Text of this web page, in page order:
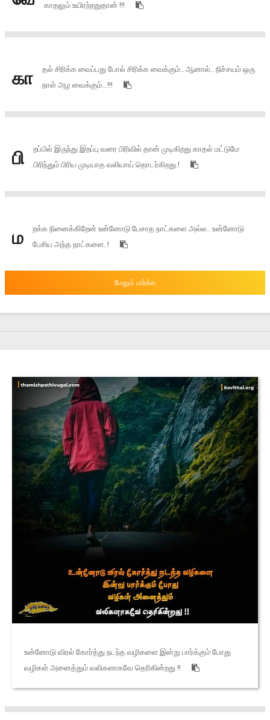
காதலும் உயிரற்றதுதான் !!!
கா
தல் சிரிக்க வைப்பது போல் சிரிக்க வைக்கும்.. ஆனால்.. நிச்சயம் ஒரு
நாள் அழ வைக்கும்...!!!
பி
றப்பில் இருந்து இறப்பு வரை பிரிவில் தான் முடிகிறது காதல் மட்டுமே
பிரிந்தும் பிரிய முடியாத வலியாய் தொடர்கிறது.!
ம
றக்க நினைக்கிறேன் உன்னோடு பேசாத நாட்களை அல்ல.. உன்னோடு
பேசிய அந்த நாட்களை..!
மேலும் பார்க்க
உன்னோடு விரல் கோர்த்து நடந்த வழிகளை இன்று பார்க்கும் போது
வழிகள் அனைத்தும் வலிகளாகவே தெரிகின்றது !!